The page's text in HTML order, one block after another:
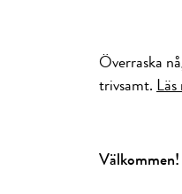
Överraska
trivsamt.
Välkommen!